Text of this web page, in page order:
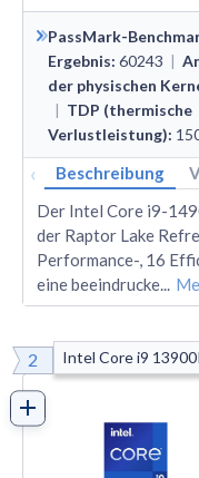
PassMark-
Ergebnis: 60243 |
der physischen
| TDP (thermische
Verlustleistung):
‹ Beschreibung
Der Intel Core i9-
der Raptor Lake
Performance-, 16
eine beeindrucke...
2 Intel Core i9